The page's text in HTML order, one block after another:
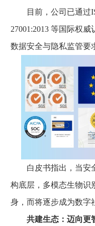
目前，公司已通过
27001:2013 等国际权
数据安全与隐私监管要
白皮书指出，当安全
构底层，多模态生物识
身，而将逐步成为数字
共建生态：迈向更